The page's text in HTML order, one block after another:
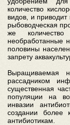
количество
видов, и
рыбоводческая
же
необработанные
половины
запрету
Выращиваемая
рассадником
существенная
популяции на
инвазии
создании более
антибиотикам.